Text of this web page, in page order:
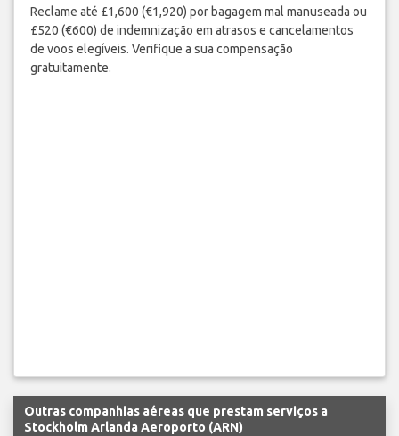
Reclame até £1,600 (€1,920) por bagagem mal manuseada ou
£520 (€600) de indemnização em atrasos e cancelamentos
de voos elegíveis. Verifique a sua compensação
gratuitamente.
Outras companhias aéreas que prestam serviços a
Stockholm Arlanda Aeroporto (ARN)